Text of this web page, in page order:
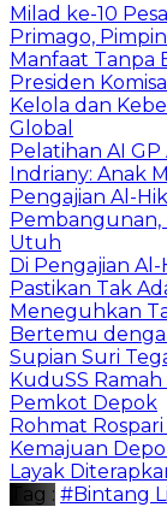
Milad ke-10
Primago,
Manfaat Tanpa
Presiden
Kelola dan
Global
Pelatihan AI
Indriany: Anak
Pengajian Al-
Pembangunan,
Utuh
Di Pengajian
Pastikan Tak
Meneguhkan
Bertemu
Supian Suri
KuduSS
Pemkot Depok
Rohmat
Kemajuan
Layak
Tag : #Bintang